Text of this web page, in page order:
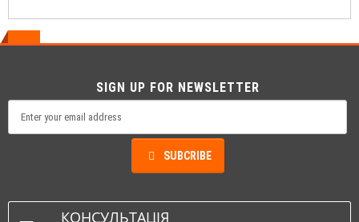
SIGN UP FOR NEWSLETTER
SUBCRIBE
КОНСУЛЬТАЦІЯ